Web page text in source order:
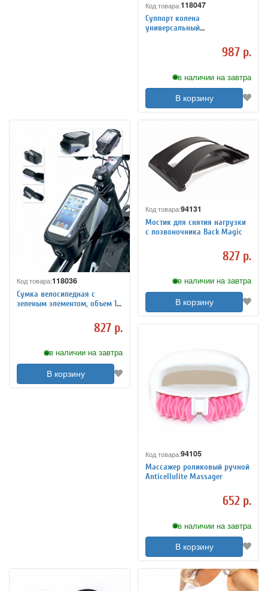
Код товара:118047
Суппорт колена
универсальный
987 р.
в наличии на завтра
В корзину
Код товара:118036
Сумка велосипедная с
зеленым элементом, объем 1,2
827 р.
в наличии на завтра
В корзину
Код товара:94131
Мостик для снятия нагрузки
с позвоночника Back Magic
827 р.
в наличии на завтра
В корзину
Код товара:94105
Массажер роликовый ручной
Anticellulite Massager
652 р.
в наличии на завтра
В корзину